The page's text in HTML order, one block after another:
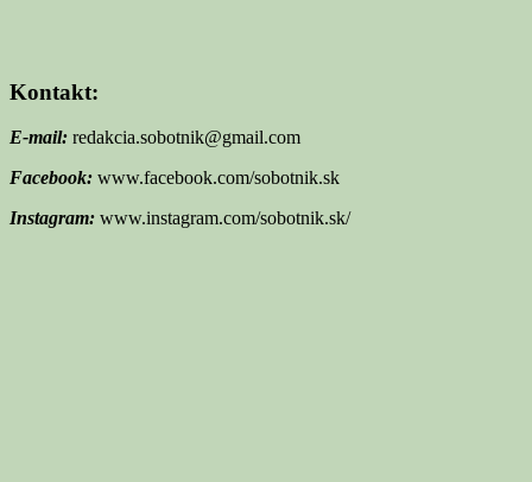
Kontakt:
E-mail: redakcia.sobotnik@gmail.com
Facebook: www.facebook.com/sobotnik.sk
Instagram: www.instagram.com/sobotnik.sk/